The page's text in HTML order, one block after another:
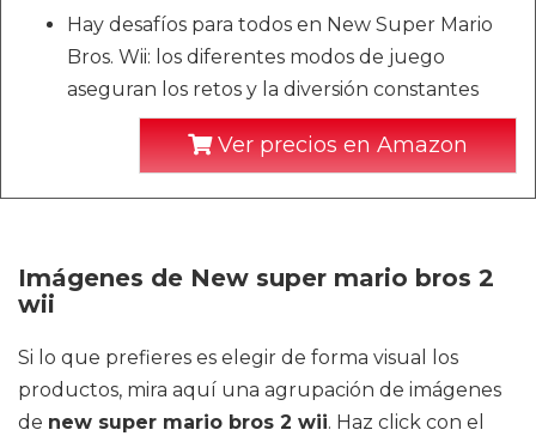
Hay desafíos para todos en New Super Mario
Bros. Wii: los diferentes modos de juego
aseguran los retos y la diversión constantes
Ver precios en Amazon
Imágenes de New super mario bros 2
wii
Si lo que prefieres es elegir de forma visual los
productos, mira aquí una agrupación de imágenes
de new super mario bros 2 wii. Haz click con el